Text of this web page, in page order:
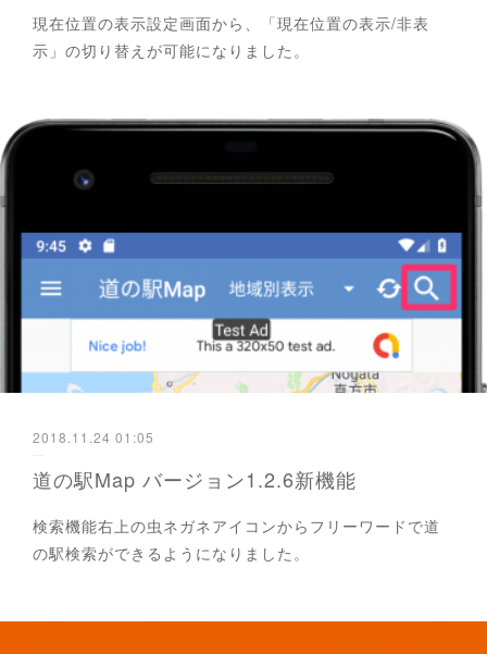
現在位置の表示設定画面から、「現在位置の表示/非表
示」の切り替えが可能になりました。
2018.11.24 01:05
道の駅Map バージョン1.2.6新機能
検索機能右上の虫ネガネアイコンからフリーワードで道
の駅検索ができるようになりました。